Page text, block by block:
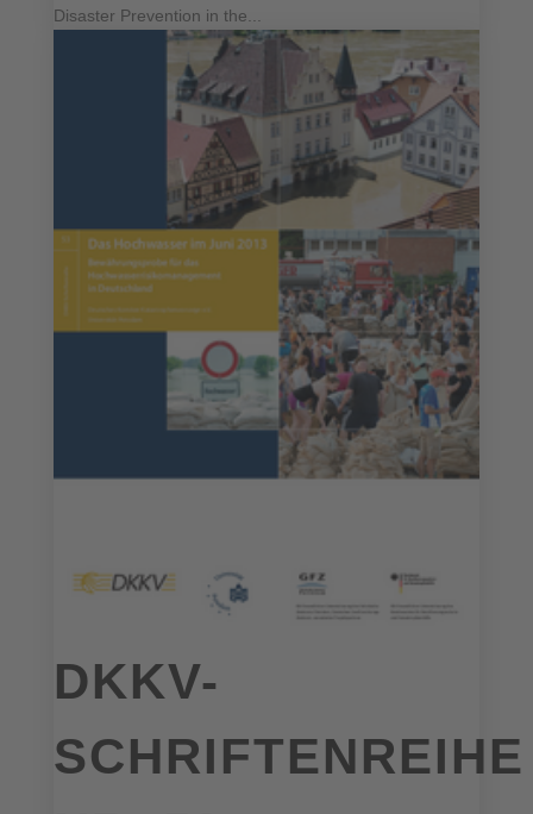
Disaster Prevention in the...
DKKV-
SCHRIFTENREIHE